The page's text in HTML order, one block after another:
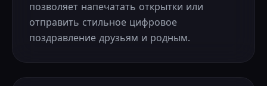
позволяет напечатать открытки или
отправить стильное цифровое
поздравление друзьям и родным.